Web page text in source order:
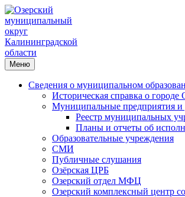
Меню
Сведения о муниципальном
Историческая справка о городе
Муниципальные предприятия и
Реестр муниципальных
Планы и отчеты об
Образовательные учреждения
СМИ
Публичные слушания
Озёрская ЦРБ
Озерский отдел МФЦ
Озерский комплексный центр